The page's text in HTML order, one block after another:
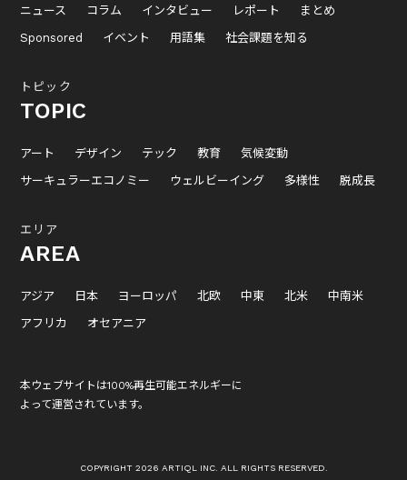
ニュース コラム インタビュー レポート
まとめ
Sponsored
イベント 用語集 社会課題を知る
トピック
TOPIC
アート デザイン テック 教育
気候変動
サーキュラーエコノミー
ウェルビーイング 多様性 脱成長
エリア
AREA
アジア 日本 ヨーロッパ 北欧 中東 北米
中南米
アフリカ
オセアニア
本ウェブサイトは100%再生可能エネルギーに
よって運営されています。
COPYRIGHT 2026 ARTIQL INC. ALL RIGHTS RESERVED.